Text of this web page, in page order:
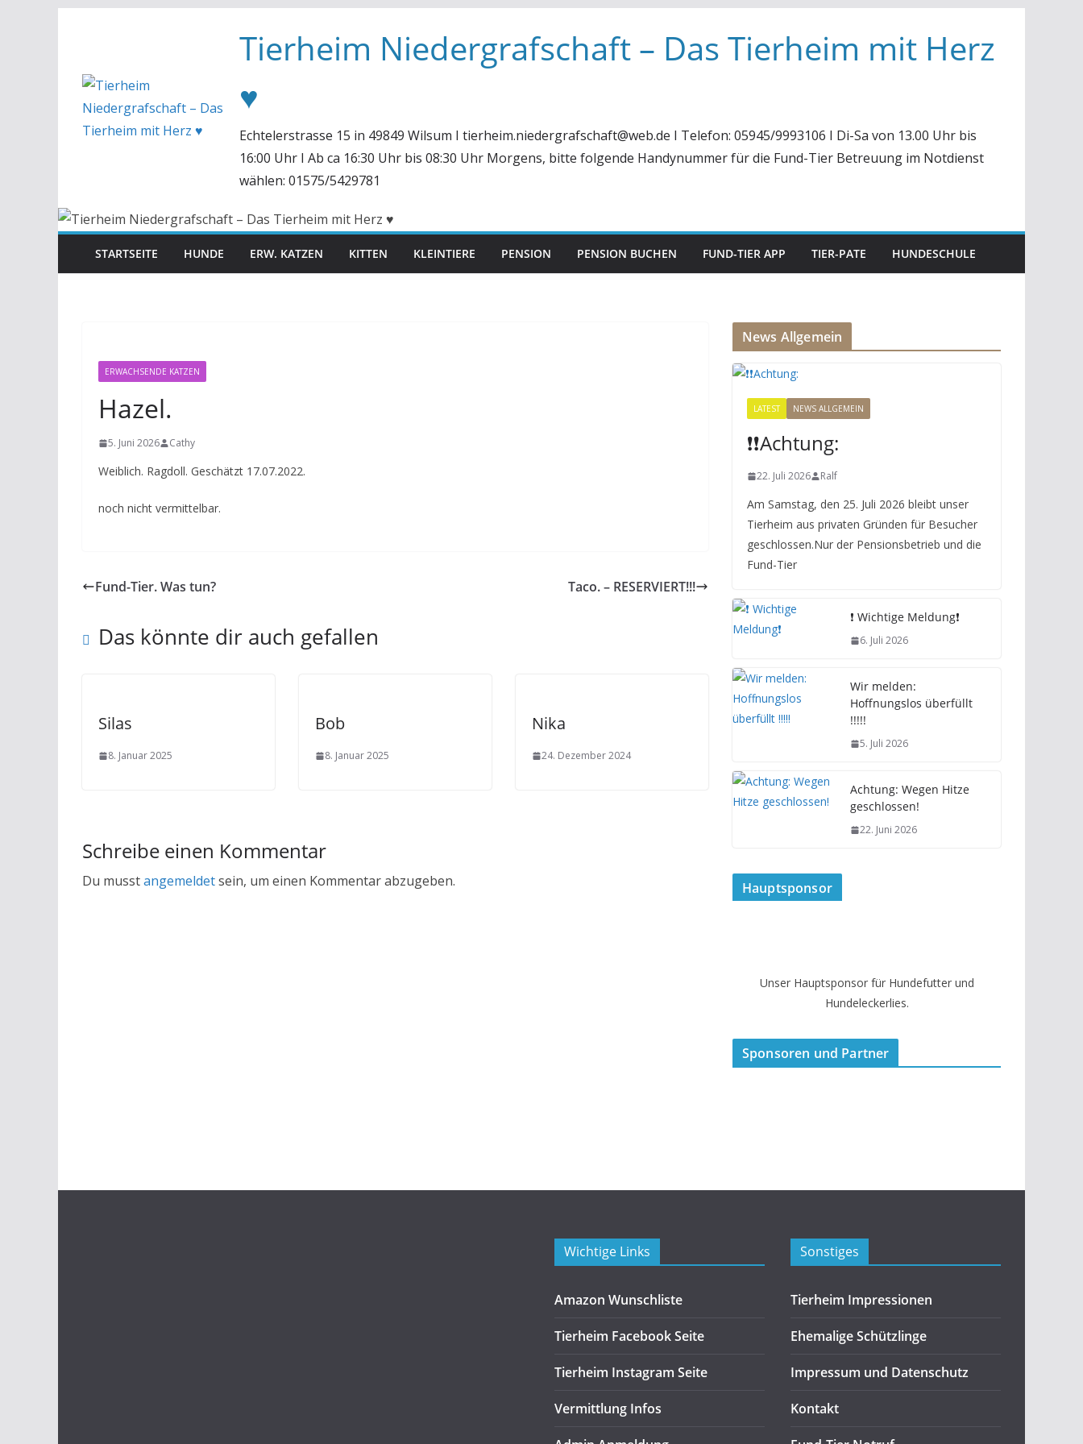
Tierheim Niedergrafschaft – Das Tierheim mit Herz
♥
Echtelerstrasse 15 in 49849 Wilsum I tierheim.niedergrafschaft@web.de I Telefon: 05945/9993106 I Di-Sa von 13.00 Uhr bis
16:00 Uhr I Ab ca 16:30 Uhr bis 08:30 Uhr Morgens, bitte folgende Handynummer für die Fund-Tier Betreuung im Notdienst
wählen: 01575/5429781
STARTSEITE HUNDE ERW. KATZEN KITTEN KLEINTIERE PENSION PENSION BUCHEN FUND-TIER APP TIER-PATE HUNDESCHULE
ERWACHSENDE KATZEN
Hazel.
5. Juni 2026 Cathy
Weiblich. Ragdoll. Geschätzt 17.07.2022.
noch nicht vermittelbar.
Fund-Tier. Was tun? Taco. – RESERVIERT!!!
Das könnte dir auch gefallen
Silas
8. Januar 2025
Bob
8. Januar 2025
Nika
24. Dezember 2024
Schreibe einen Kommentar
Du musstangemeldetsein, um einen Kommentar abzugeben.
News Allgemein
LATEST NEWS ALLGEMEIN
❗️❗️Achtung:
22. Juli 2026 Ralf
Am Samstag, den 25. Juli 2026 bleibt unser
Tierheim aus privaten Gründen für Besucher
geschlossen.Nur der Pensionsbetrieb und die
Fund-Tier
❗️ Wichtige Meldung❗️
6. Juli 2026
Wir melden:
Hoffnungslos überfüllt
!!!!!
5. Juli 2026
Achtung: Wegen Hitze
geschlossen!
22. Juni 2026
Hauptsponsor
Unser Hauptsponsor für Hundefutter und
Hundeleckerlies.
Sponsoren und Partner
Wichtige Links
Amazon Wunschliste
Tierheim Facebook Seite
Tierheim Instagram Seite
Vermittlung Infos
Sonstiges
Tierheim Impressionen
Ehemalige Schützlinge
Impressum und Datenschutz
Kontakt